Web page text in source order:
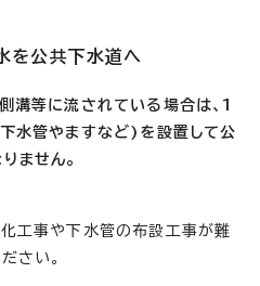
を公共下水道へ
溝等に流されている場合は、1
水管やますなど)を設置して公
ません。
工事や下水管の布設工事が難
さい。